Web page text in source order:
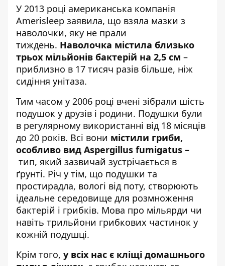
У 2013 році американська компанія
Amerisleep заявила, що взяла мазки з
наволочки, яку не прали
тиждень. Наволочка містила близько
трьох мільйонів бактерій на 2,5 см –
приблизно в 17 тисяч разів більше, ніж
сидіння унітаза.
Тим часом у 2006 році вчені зібрали шість
подушок у друзів і родини. Подушки були
в регулярному використанні від 18 місяців
до 20 років. Всі вони містили гриби,
особливо вид Aspergillus fumigatus –
тип, який зазвичай зустрічається в
ґрунті. Річ у тім, що подушки та
простирадла, вологі від поту, створюють
ідеальне середовище для розмноження
бактерій і грибків. Мова про мільярди чи
навіть трильйони грибкових частинок у
кожній подушці.
Крім того, у всіх нас є кліщі домашнього